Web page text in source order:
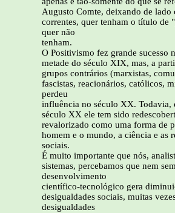
Augusto Comte, deixando de lado
correntes, quer tenham o título de
quer não
tenham.
O Positivismo fez grande sucesso
metade do século XIX, mas, a
grupos contrários (marxistas,
fascistas, reacionários, católicos,
perdeu
influência no século XX. Todavia,
século XX ele tem sido
revalorizado como uma forma de
homem e o mundo, a ciência e as
sociais.
É muito importante que nós,
sistemas, percebamos que nem
desenvolvimento
científico-tecnológico gera
desigualdades sociais, muitas
desigualdades